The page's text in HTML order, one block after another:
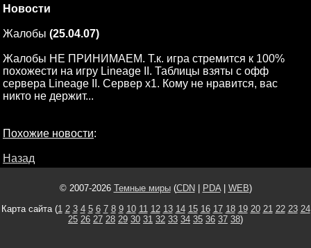
Новости
Жалобы (25.04.07)
Жалобы НЕ ПРИНИМАЕМ. Т.к. игра стремится к 100%
похожести на игру Lineage II. Таблицы взяты с офф
сервера Lineage II. Сервер x1. Кому не нравится, вас
никто не держит...
Похожие новости:
Назад
© 2007-2026 Темные миры(CDN PDA| WEB)
Карта сайта (1 2 3 4 5 6 7 8 9 10 11 12 13 14 15 16 17 18 19 20 21 22 23 24
25 26 27 28 29 30 31 32 33 34 35 36 37 38)